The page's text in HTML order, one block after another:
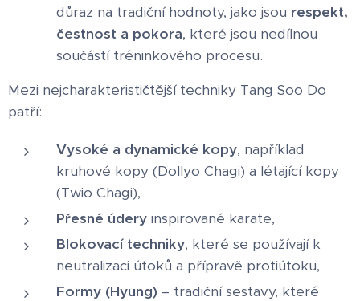
důraz na tradiční hodnoty, jako jsou respekt,
čestnost a pokora, které jsou nedílnou
součástí tréninkového procesu.
Mezi nejcharakterističtější techniky Tang Soo Do
patří:
Vysoké a dynamické kopy, například
kruhové kopy (Dollyo Chagi) a létající kopy
(Twio Chagi),
Přesné údery inspirované karate,
Blokovací techniky, které se používají k
neutralizaci útoků a přípravě protiútoku,
Formy (Hyung) – tradiční sestavy, které